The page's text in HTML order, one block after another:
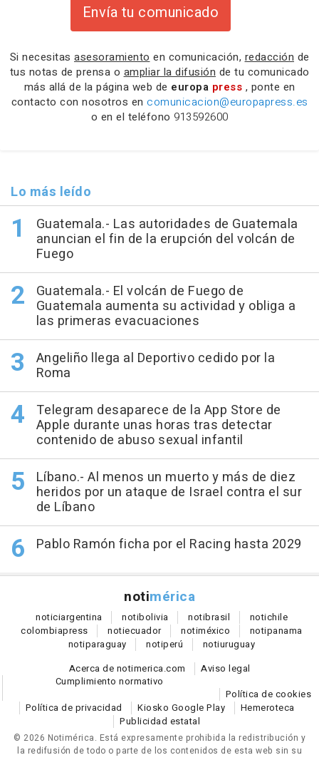
Envía tu comunicado
Si necesitas asesoramiento en comunicación, redacción de
tus notas de prensa o ampliar la difusión de tu comunicado
más allá de la página web de europa press , ponte en
contacto con nosotros en comunicacion@europapress.es
o en el teléfono 913592600
Lo más leído
Guatemala.- Las autoridades de Guatemala
anuncian el fin de la erupción del volcán de
Fuego
Guatemala.- El volcán de Fuego de
Guatemala aumenta su actividad y obliga a
las primeras evacuaciones
Angeliño llega al Deportivo cedido por la
Roma
Telegram desaparece de la App Store de
Apple durante unas horas tras detectar
contenido de abuso sexual infantil
Líbano.- Al menos un muerto y más de diez
heridos por un ataque de Israel contra el sur
de Líbano
Pablo Ramón ficha por el Racing hasta 2029
notimérica
noticiargentina notibolivia notibrasil notichile
colombiapress notiecuador notiméxico notipanama
notiparaguay notiperú notiuruguay
Acerca de notimerica.com
Aviso legal
Cumplimiento normativo
Política de cookies
Política de privacidad
Kiosko Google Play
Hemeroteca
Publicidad estatal
© 2026 Notimérica. Está expresamente prohibida la redistribución y
la redifusión de todo o parte de los contenidos de esta web sin su